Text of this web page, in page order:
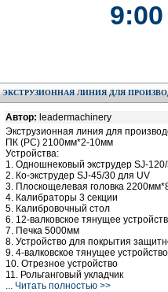
ЭКСТРУЗИОННАЯ ЛИНИЯ ДЛЯ
Автор: leadermachinery
Экструзионная линия для
ПК (PC) 2100мм*2-10мм
Устройства:
1. Одношнековый экструдер SJ-
2. Ко-экструдер SJ-45/30 для UV
3. Плоскощелевая головка
4. Калибраторы 3 секции
5. Калибровочный стол
6. 12-валковское тянущее
7. Печка 5000мм
8. Устройство для покрытия
9. 4-валковское тянущее устройство
10. Отрезное устройство
11. Рольганговый укладчик
... Читать полностью >>